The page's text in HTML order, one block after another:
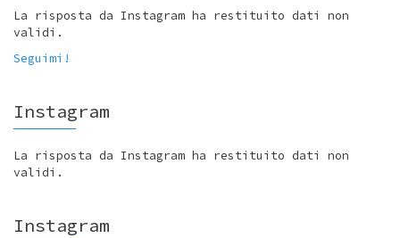
La risposta da Instagram ha restituito dati non
validi.
Seguimi!
Instagram
La risposta da Instagram ha restituito dati non
validi.
Instagram